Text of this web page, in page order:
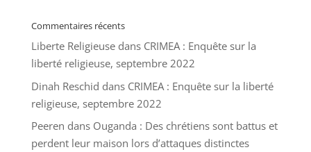
Commentaires récents
Liberte Religieusedans CRIMEA : Enquête sur la
liberté religieuse, septembre 2022
Dinah Reschid dans CRIMEA : Enquête sur la liberté
religieuse, septembre 2022
Peeren dans Ouganda : Des chrétiens sont battus et
perdent leur maison lors d’attaques distinctes